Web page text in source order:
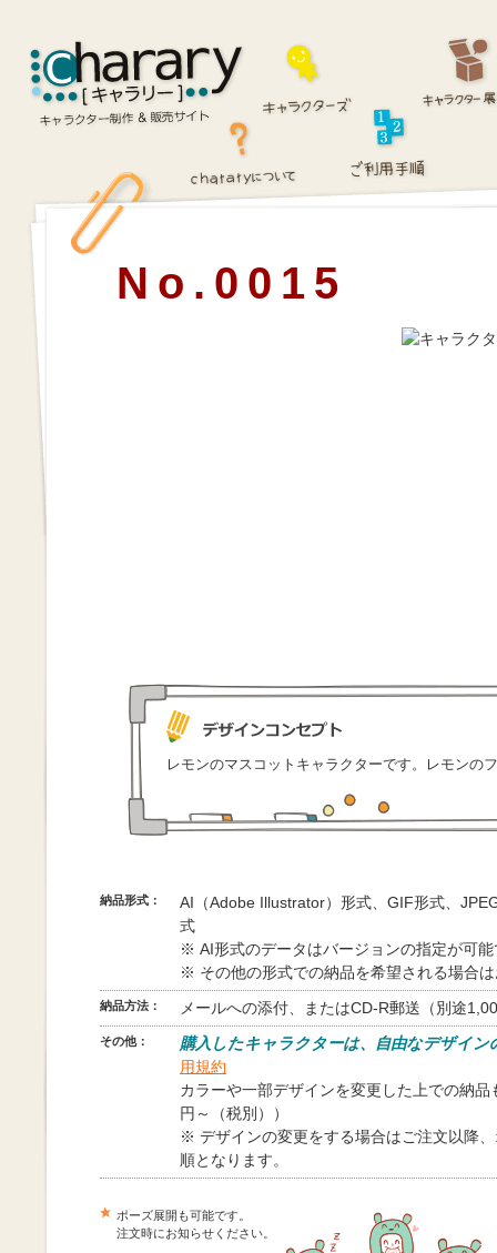
No.0015
レモンのマスコットキャラクターです。レモンの
納品形式：
AI（Adobe Illustrator）形式、GIF形式、
式
※ AI形式のデータはバージョンの指定が可能
※ その他の形式での納品を希望される場合
納品方法： メールへの添付、またはCD-R郵送（別途
その他：
購入したキャラクターは、自由なデザイン
用規約
カラーや一部デザインを変更した上での納
円～（税別））
※ デザインの変更をする場合はご注文以降
順となります。
ポーズ展開も可能です。
注文時にお知らせください。